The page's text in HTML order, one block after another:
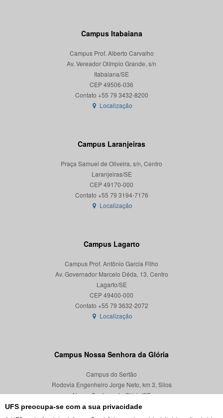
UFS preocupa-se com a sua privacidade
Campus Itabaiana
Campus Prof. Alberto Carvalho
Av. Vereador Olímpio Grande, s/n
Itabaiana/SE
CEP 49506-036
Localização
Campus Laranjeiras
Praça Samuel de Oliveira, s/n, Centro
Laranjeiras/SE
CEP 49170-000
Localização
Campus Lagarto
Campus Prof. Antônio Garcia Filho
Av. Governador Marcelo Déda, 13, Centro
Lagarto/SE
CEP 49400-000
Localização
Campus Nossa Senhora da Glória
Campus do Sertão
Rodovia Engenheiro Jorge Neto, km 3, Silos
Nossa Senhora da Glória/SE
CEP 49680-000